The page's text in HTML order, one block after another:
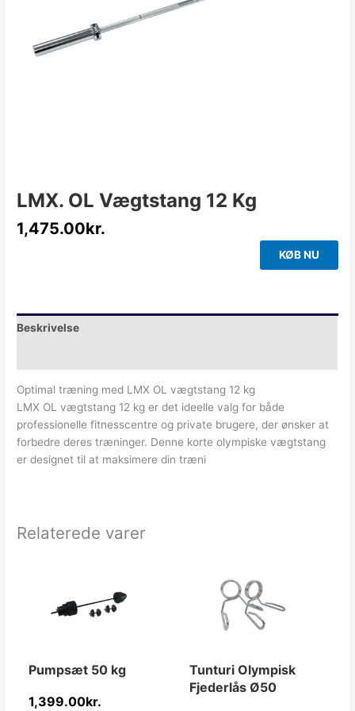
LMX. OL Vægtstang 12 Kg
1,475.00kr.
KØB NU
Beskrivelse
Optimal træning med LMX OL vægtstang 12 kg
LMX OL vægtstang 12 kg er det ideelle valg for både
professionelle fitnesscentre og private brugere, der ønsker at
forbedre deres træninger. Denne korte olympiske vægtstang
er designet til at maksimere din træni
Relaterede varer
Pumpsæt 50 kg
1,399.00kr.
Tunturi Olympisk
Fjederlås Ø50